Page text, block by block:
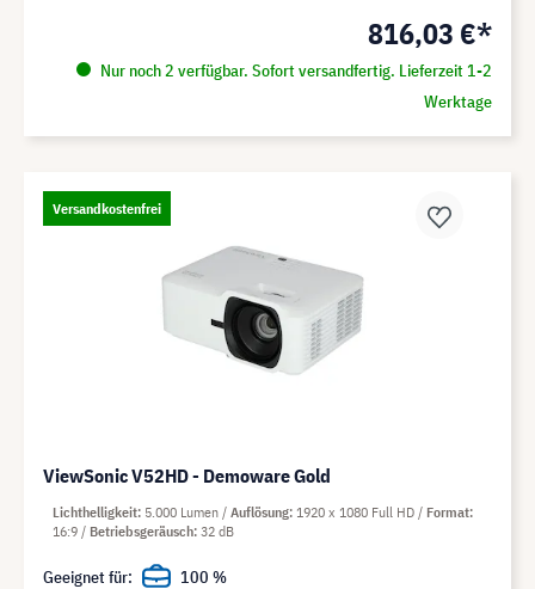
816,03 €*
Nur noch 2 verfügbar. Sofort versandfertig. Lieferzeit 1-2
Werktage
Versandkostenfrei
ViewSonic V52HD - Demoware Gold
Lichthelligkeit 5.000 Lumen Auflösung 1920 x 1080 Full HD
Format
16:9
Betriebsgeräusch 32 dB
Geeignet für: 100 %